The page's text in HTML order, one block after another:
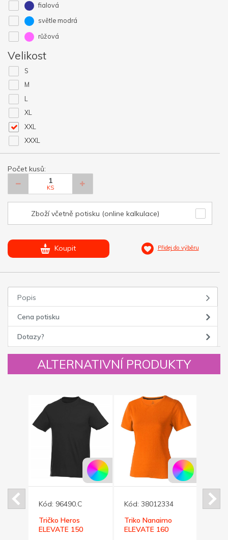
fialová
světle modrá
růžová
Velikost
S
M
L
XL
XXL
XXXL
Počet kusů:
KS
Zboží včetně potisku (online kalkulace)
Koupit Přidej do výběru
Popis
Cena potisku
Dotazy?
ALTERNATIVNÍ PRODUKTY
Kód: 96490.C
Tričko Heros
ELEVATE 150
Kód: 38012334
Triko Nanaimo
ELEVATE 160
Kód: